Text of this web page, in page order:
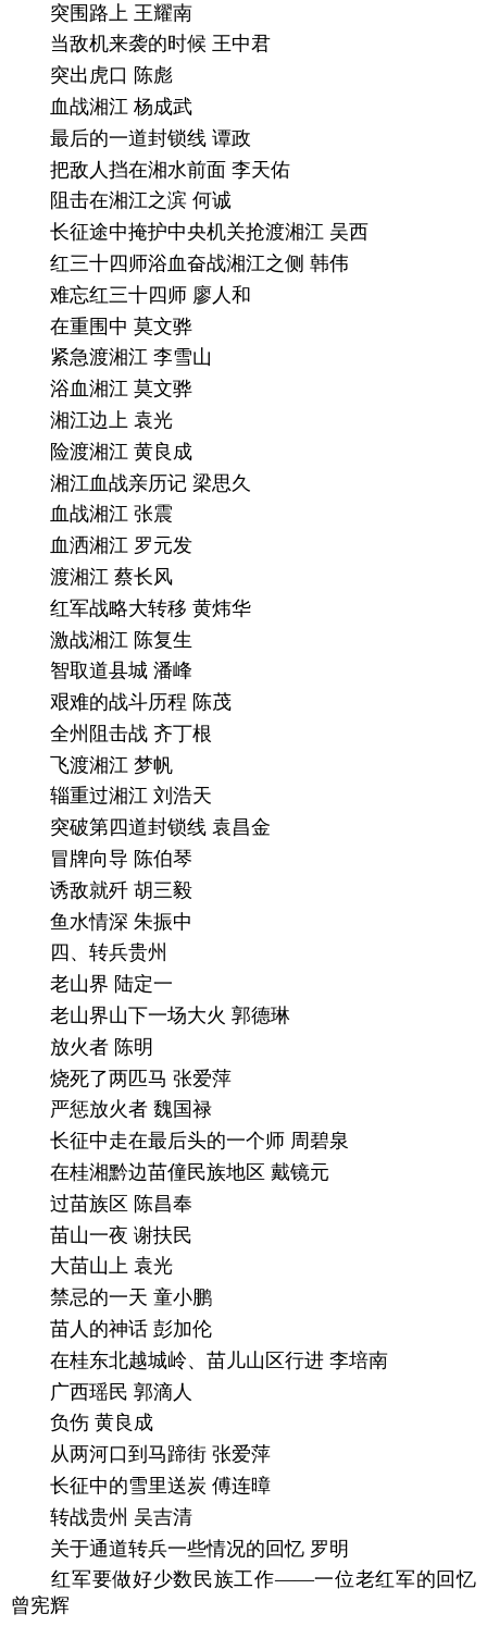
突围路上 王耀南
当敌机来袭的时候 王中君
突出虎口 陈彪
血战湘江 杨成武
最后的一道封锁线 谭政
把敌人挡在湘水前面 李天佑
阻击在湘江之滨 何诚
长征途中掩护中央机关抢渡湘江 吴西
红三十四师浴血奋战湘江之侧 韩伟
难忘红三十四师 廖人和
在重围中 莫文骅
紧急渡湘江 李雪山
浴血湘江 莫文骅
湘江边上 袁光
险渡湘江 黄良成
湘江血战亲历记 梁思久
血战湘江 张震
血洒湘江 罗元发
渡湘江 蔡长风
红军战略大转移 黄炜华
激战湘江 陈复生
智取道县城 潘峰
艰难的战斗历程 陈茂
全州阻击战 齐丁根
飞渡湘江 梦帆
辎重过湘江 刘浩天
突破第四道封锁线 袁昌金
冒牌向导 陈伯琴
诱敌就歼 胡三毅
鱼水情深 朱振中
四、转兵贵州
老山界 陆定一
老山界山下一场大火 郭德琳
放火者 陈明
烧死了两匹马 张爱萍
严惩放火者 魏国禄
长征中走在最后头的一个师 周碧泉
在桂湘黔边苗僮民族地区 戴镜元
过苗族区 陈昌奉
苗山一夜 谢扶民
大苗山上 袁光
禁忌的一天 童小鹏
苗人的神话 彭加伦
在桂东北越城岭、苗儿山区行进 李培南
广西瑶民 郭滴人
负伤 黄良成
从两河口到马蹄街 张爱萍
长征中的雪里送炭 傅连暲
转战贵州 吴吉清
关于通道转兵一些情况的回忆 罗明
红军要做好少数民族工作——一位老红军的回忆
曾宪辉